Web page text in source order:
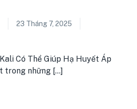
23 Tháng 7, 2025
Có Thể Giúp Hạ Huyết Áp
trong những [...]